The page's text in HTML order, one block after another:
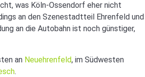
was Köln-Ossendorf eher nicht
an den Szenestadtteil Ehrenfeld und
an die Autobahn ist noch günstiger,
an Neuehrenfeld, im Südwesten
.